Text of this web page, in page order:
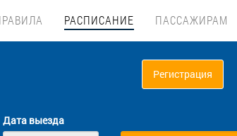
РАСПИСАНИЕ ПАССАЖИРАМ
Регистрация
Дата выезда